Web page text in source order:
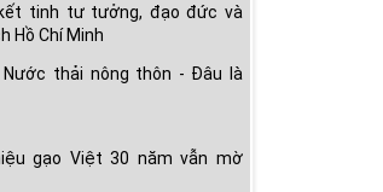
tinh tư tưởng, đạo đức và
Hồ Chí Minh
Nước thải nông thôn - Đâu là
gạo Việt 30 năm vẫn mờ